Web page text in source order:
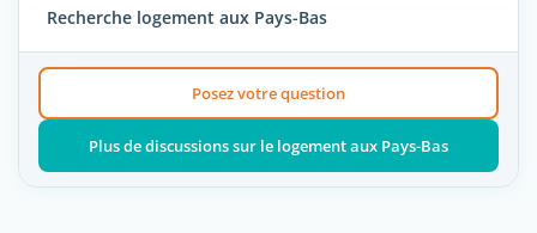
Recherche logement aux Pays-Bas
Posez votre question
Plus de discussions sur le logement aux Pays-Bas